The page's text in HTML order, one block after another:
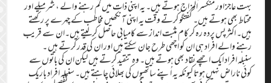
بہت عاجز اور منکسر المزاج ہوتے ہیں۔ یہ اپنی ذات میں گم رہنے والے ، شرمیلے اور
محتاط بھی ہوتے ہیں۔ گفتگو کرتے وقت یہ اپنی آنکھیں مخاطب کے چہرے پر رکھتے
ہیں۔ اکثر پس پردہ رہ کر کام مثبت انداز سے کامیابی حاصل کرلیتے ہیں۔ان سے قریب
رہنے والے افراد ہی ان کو اچھی طرح جان سکتے ہیں اور ان کی قدر کرتے ہیں ۔
سنبلہ افراد ایک اچھے نقاد بھی ہوتے ہیں۔ وہ تنقید کرتے ہیں لیکن ان کی باتوں سے
کوئی ناراض نہیں ہوتا کیونکہ یہ اُپنے ساتھیوں کی بھلائی چاہتے ہیں۔ سنبلہ افراد باریک